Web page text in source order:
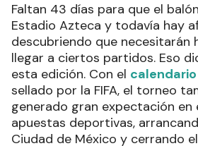
Faltan 43 días para que el
Estadio Azteca y todavía hay
descubriendo que necesitarán
llegar a ciertos partidos. Eso
esta edición. Con el
sellado por la FIFA, el torneo
generado gran expectación en
apuestas deportivas,
Ciudad de México y cerrando